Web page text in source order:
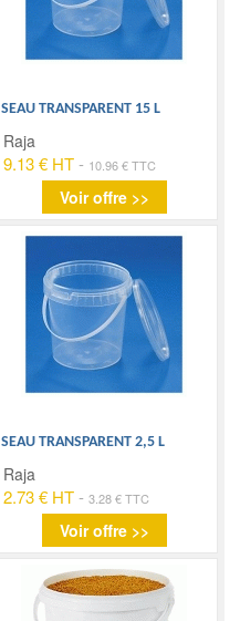
SEAU TRANSPARENT 15 L
Raja
9.13 € HT- 10.96 € TTC
Voir offre >>
SEAU TRANSPARENT 2,5 L
Raja
2.73 € HT- 3.28 € TTC
Voir offre >>